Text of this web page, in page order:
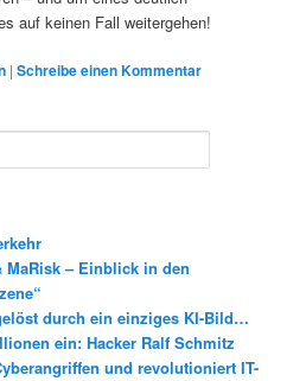
auf keinen Fall weitergehen!
|Schreibe einen Kommentar
MaRisk – Einblick in den
durch ein einziges KI-Bild…
ein: Hacker Ralf Schmitz
und revolutioniert IT-